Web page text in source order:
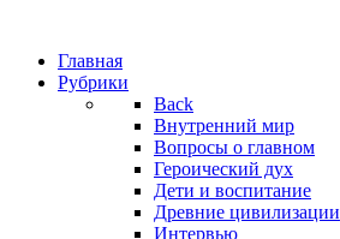
Главная
Рубрики
Back
Внутренний мир
Вопросы о главном
Героический дух
Дети и воспитание
Древние цивилизации
Интервью